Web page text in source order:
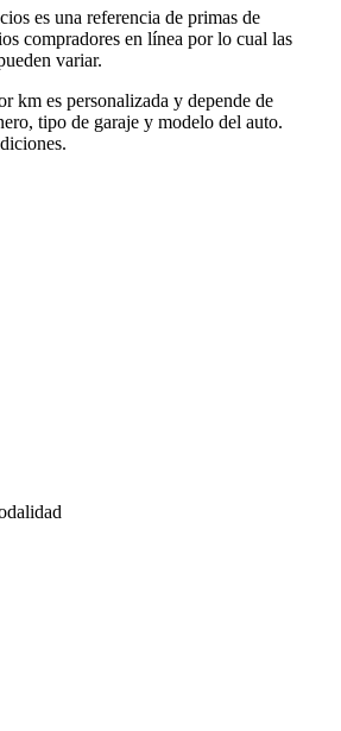
es una referencia de primas de
compradores en línea por lo cual las
variar.
km es personalizada y depende de
tipo de garaje y modelo del auto.